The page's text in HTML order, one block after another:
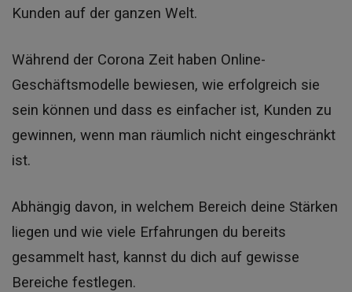
Kunden auf der ganzen Welt.
Während der Corona Zeit haben Online-
Geschäftsmodelle bewiesen, wie erfolgreich sie
sein können und dass es einfacher ist, Kunden zu
gewinnen, wenn man räumlich nicht eingeschränkt
ist.
Abhängig davon, in welchem Bereich deine Stärken
liegen und wie viele Erfahrungen du bereits
gesammelt hast, kannst du dich auf gewisse
Bereiche festlegen.